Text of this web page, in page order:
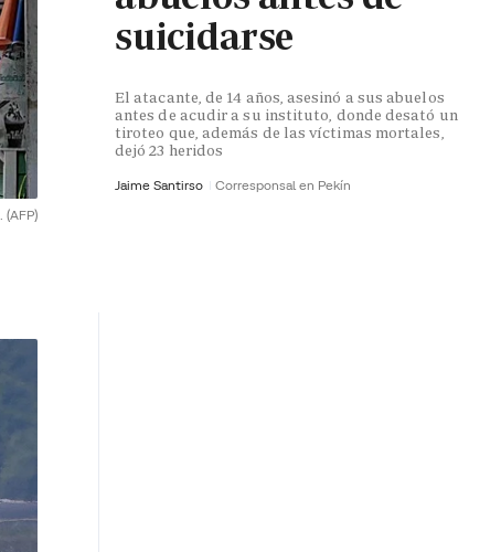
(AFP)
suicidarse
El atacante, de 14 años, asesinó a sus abuelos
antes de acudir a su instituto, donde desató un
tiroteo que, además de las víctimas mortales,
dejó 23 heridos
Jaime Santirso Corresponsal en Pekín